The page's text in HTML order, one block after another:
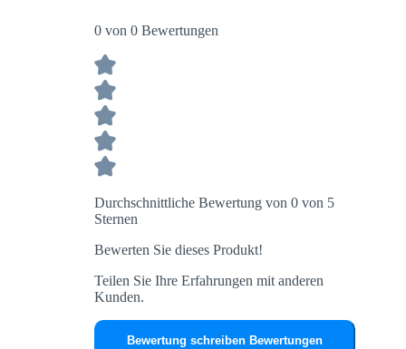
0 von 0 Bewertungen
Durchschnittliche Bewertung von 0 von 5
Sternen
Bewerten Sie dieses Produkt!
Teilen Sie Ihre Erfahrungen mit anderen
Kunden.
Bewertung schreiben Bewertungen